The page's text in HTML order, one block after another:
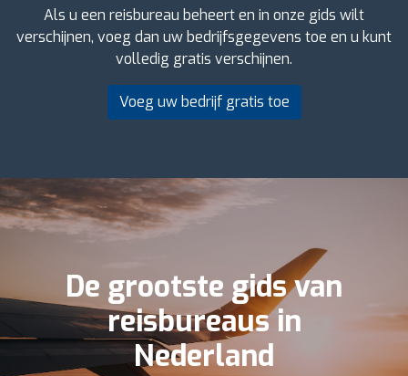
Als u een reisbureau beheert en in onze gids wilt
verschijnen, voeg dan uw bedrijfsgegevens toe en u kunt
volledig gratis verschijnen.
Voeg uw bedrijf gratis toe
De grootste gids van
reisbureaus in
Nederland